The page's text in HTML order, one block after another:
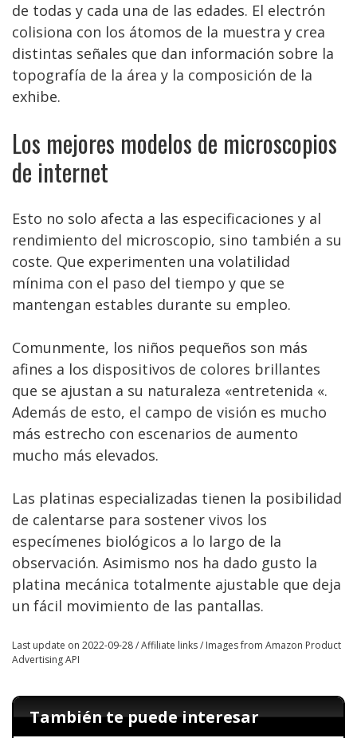
de todas y cada una de las edades. El electrón
colisiona con los átomos de la muestra y crea
distintas señales que dan información sobre la
topografía de la área y la composición de la
exhibe.
Los mejores modelos de microscopios
de internet
Esto no solo afecta a las especificaciones y al
rendimiento del microscopio, sino también a su
coste. Que experimenten una volatilidad
mínima con el paso del tiempo y que se
mantengan estables durante su empleo.
Comunmente, los niños pequeños son más
afines a los dispositivos de colores brillantes
que se ajustan a su naturaleza «entretenida «.
Además de esto, el campo de visión es mucho
más estrecho con escenarios de aumento
mucho más elevados.
Las platinas especializadas tienen la posibilidad
de calentarse para sostener vivos los
especímenes biológicos a lo largo de la
observación. Asimismo nos ha dado gusto la
platina mecánica totalmente ajustable que deja
un fácil movimiento de las pantallas.
Last update on 2022-09-28 / Affiliate links / Images from Amazon Product
Advertising API
También te puede interesar